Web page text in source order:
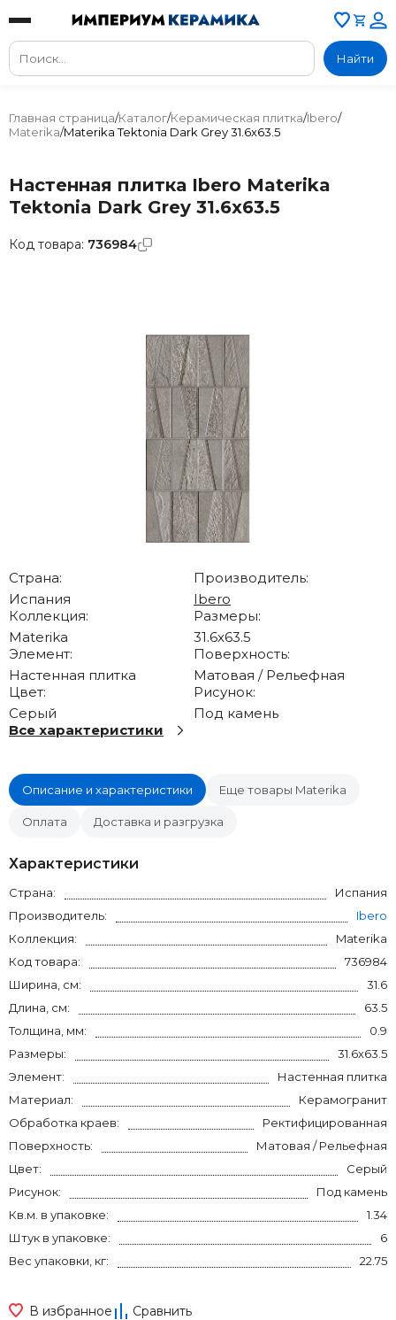
Найти
Главная страница/Каталог/Керамическая плитка/Ibero/
Materika/Materika Tektonia Dark Grey 31.6x63.5
Настенная плитка Ibero Materika
Tektonia Dark Grey 31.6x63.5
Страна:
Испания
Производитель:
Ibero
Коллекция:
Materika
Размеры:
31.6x63.5
Элемент:
Настенная плитка
Поверхность:
Матовая / Рельефная
Цвет:
Серый
Рисунок:
Под камень
Все характеристики
Описание и характеристики Еще товары Materika
Оплата Доставка и разгрузка
Характеристики
Страна:
Испания
Производитель:
Ibero
Коллекция:
Materika
Код товара:
736984
Ширина, см:
31.6
Длина, см:
63.5
Толщина, мм:
0.9
Размеры:
31.6x63.5
Элемент:
Настенная плитка
Материал:
Керамогранит
Обработка краев:
Ректифицированная
Поверхность:
Матовая / Рельефная
Цвет:
Серый
Рисунок:
Под камень
Кв.м. в упаковке:
1.34
Штук в упаковке:
6
Вес упаковки, кг:
22.75
В избранное Сравнить
Код товара: 736984